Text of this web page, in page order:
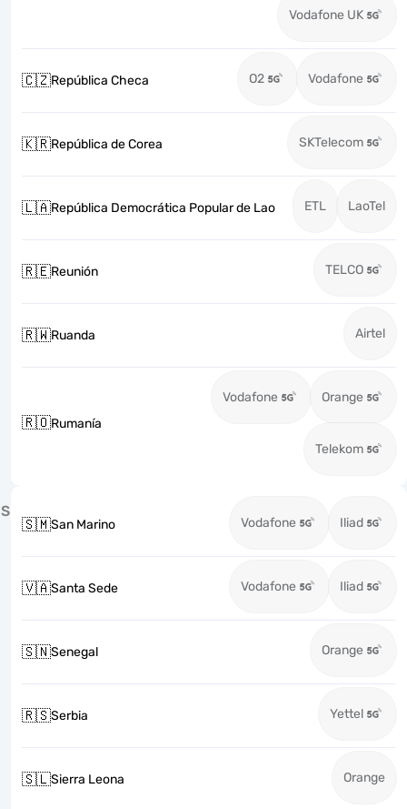
Vodafone UK
🇨🇿República Checa O2 Vodafone
🇰🇷República de Corea SKTelecom
🇱🇦República Democrática Popular de Lao ETL LaoTel
🇷🇪Reunión TELCO
🇷🇼Ruanda Airtel
🇷🇴Rumanía
Vodafone Orange
Telekom
S
🇸🇲San Marino Vodafone Iliad
🇻🇦Santa Sede Vodafone Iliad
🇸🇳Senegal Orange
🇷🇸Serbia Yettel
🇸🇱Sierra Leona Orange